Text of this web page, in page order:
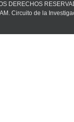
DERECHOS
Circuito de la